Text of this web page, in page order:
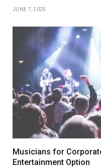
JUNE 7, 2025
Musicians for
Entertainment Option